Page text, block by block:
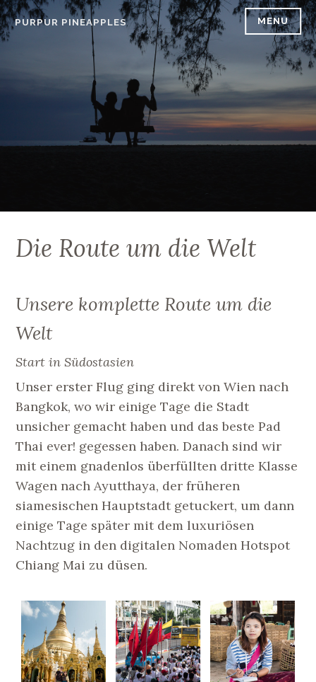
Skip
to
content
PURPUR PINEAPPLES MENU
Die Route um die Welt
Unsere komplette Route um die
Welt
Start in Südostasien
Unser erster Flug ging direkt von Wien nach
Bangkok, wo wir einige Tage die Stadt
unsicher gemacht haben und das beste Pad
Thai ever! gegessen haben. Danach sind wir
mit einem gnadenlos überfüllten dritte Klasse
Wagen nach Ayutthaya, der früheren
siamesischen Hauptstadt getuckert, um dann
einige Tage später mit dem luxuriösen
Nachtzug in den digitalen Nomaden Hotspot
Chiang Mai zu düsen.